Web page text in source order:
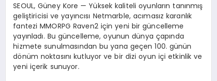
SEOUL, Güney Kore — Yüksek kaliteli oyunların tanınmış
geliştiricisi ve yayıncısı Netmarble, acımasız karanlık
fantezi MMORPG Raven2için yeni bir güncelleme
yayınladı. Bu güncelleme, oyunun dünya çapında
hizmete sunulmasından bu yana geçen 100. günün
dönüm noktasını kutluyor ve bir dizi oyun içi etkinlik ve
yeni içerik sunuyor.